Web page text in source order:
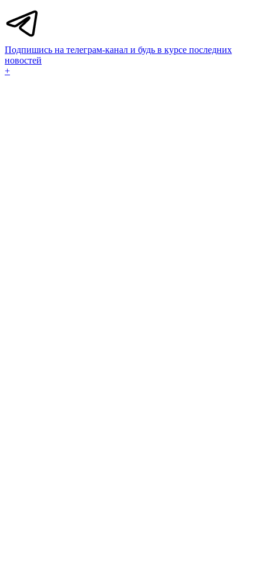
Подпишись на телеграм-канал и будь в курсе последних
новостей
+